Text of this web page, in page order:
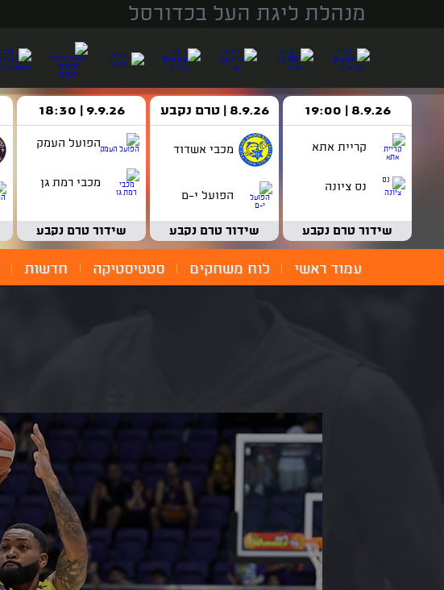
מנהלת ליגת העל בכדורסל
8.9.26 | 19:00
קריית אתא
נס ציונה
שידור טרם נקבע
8.9.26 | טרם נקבע
מכבי אשדוד
הפועל י-ם
שידור טרם נקבע
9.9.26 | 18:30
הפועל העמק
מכבי רמת גן
שידור טרם נקבע
עמוד ראשי לוח משחקים סטטיסטיקה חדשות